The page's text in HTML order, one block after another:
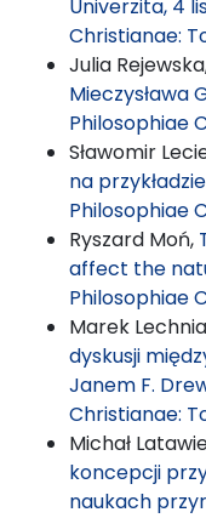
Univerzita, 4
Christianae:
Julia
Mieczysława
Philosophiae
Sławomir
na
Philosophiae
Ryszard Moń,
affect the
Philosophiae
Marek
dyskusji
Janem F.
Christianae:
Michał
koncepcji
naukach